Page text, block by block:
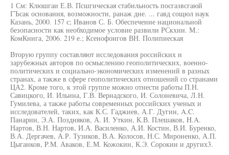
1 См: Клюшгаи Е.В. Псшгическая стабильность посгазвсгаюй
ГЪсак основания, возможности, ранаж дне. ... гавд сощюл наук
Казань, 2000. 157 с; Иванов С. Б. Обеспечение национальной
безопасности как необходимое условие развили РСкхии. М.:
КомКнига, 2006. 219 е.; Ксенофонгов ВН. Полипиеская
Вторую группу составляют исследования российских и
зарубежных авторов по осмыслению геополитических, военно-
политических и социально-экономических изменений в разных
странах, а также в сфере геополитических отношений со странами
ЦА2. Кроме того, к этой группе можно отнести работы П.Н.
Савицкого, И. Ильина, Г.В. Вернадского, И. Солоневича, Л.Н.
Гумилева, а также работы современных российских ученых и
исследователей, таких, как К.С. Гаджиев, А.Г. Дугин, A.C.
Панарин, Э.А. Поздняков, А. И. Уткин, К.В. Плешаков, H.A.
Нартов, В.Н. Нартов, И.А. Василенко, А.И. Костин, В.И. Буренко,
В.А. Дергачев, А.Р. Тузиков, В.А. Колосов, Н.С. Мироненко, А.П.
Цыганков, P.M. Аваков, Е.М. Кожокин, К.Э. Сорокин и других3.